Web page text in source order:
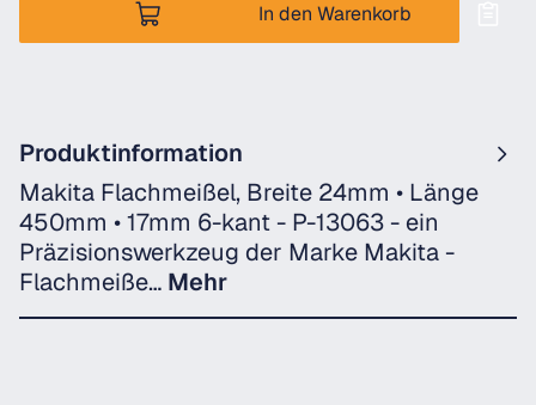
In den Warenkorb
Produktinformation
Makita Flachmeißel, Breite 24mm • Länge
450mm • 17mm 6-kant - P-13063 - ein
Präzisionswerkzeug der Marke Makita -
Flachmeiße… Mehr